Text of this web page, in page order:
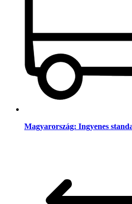
Magyarország: Ingyenes